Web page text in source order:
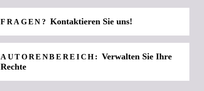
FRAGEN?Kontaktieren Sie uns!
AUTORENBEREICH:Verwalten Sie Ihre
Rechte